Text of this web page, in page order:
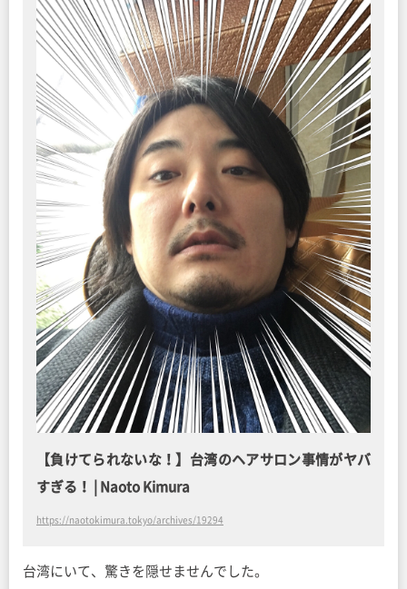
【負けてられないな！】台湾のヘアサロン事情がヤバ
すぎる！ | Naoto Kimura
https://naotokimura.tokyo/archives/19294
台湾にいて、驚きを隠せませんでした。